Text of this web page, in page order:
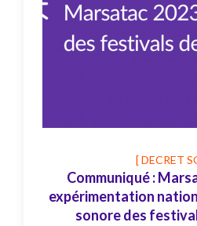
[ DECRET
Communiqué :
expérimentation
sonore des